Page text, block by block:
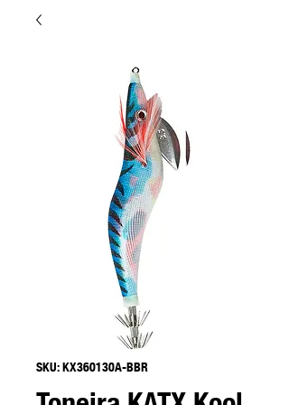
SKU: KX360130A-BBR